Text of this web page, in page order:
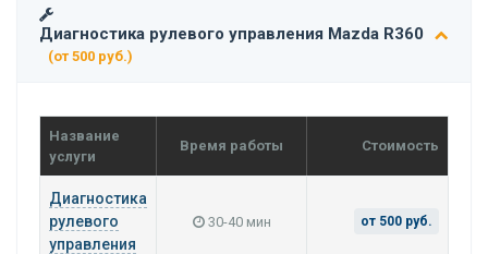
Диагностика рулевого управления Mazda R360
(от 500 руб.)
Название
услуги
Время работы Стоимость
Диагностика
рулевого
управления
30-40 мин от 500 руб.